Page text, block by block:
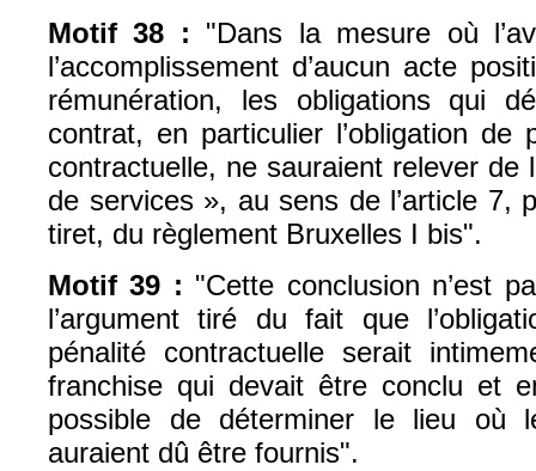
Motif 38 : "Dans la mesure où
l’accomplissement d’aucun acte
rémunération, les obligations qui
contrat, en particulier l’obligation de
contractuelle, ne sauraient relever de
de services », au sens de l’article 7,
tiret, du règlement Bruxelles I bis".
Motif 39 : "Cette conclusion n’est
l’argument tiré du fait que
pénalité contractuelle serait
franchise qui devait être conclu et
possible de déterminer le lieu où
auraient dû être fournis".